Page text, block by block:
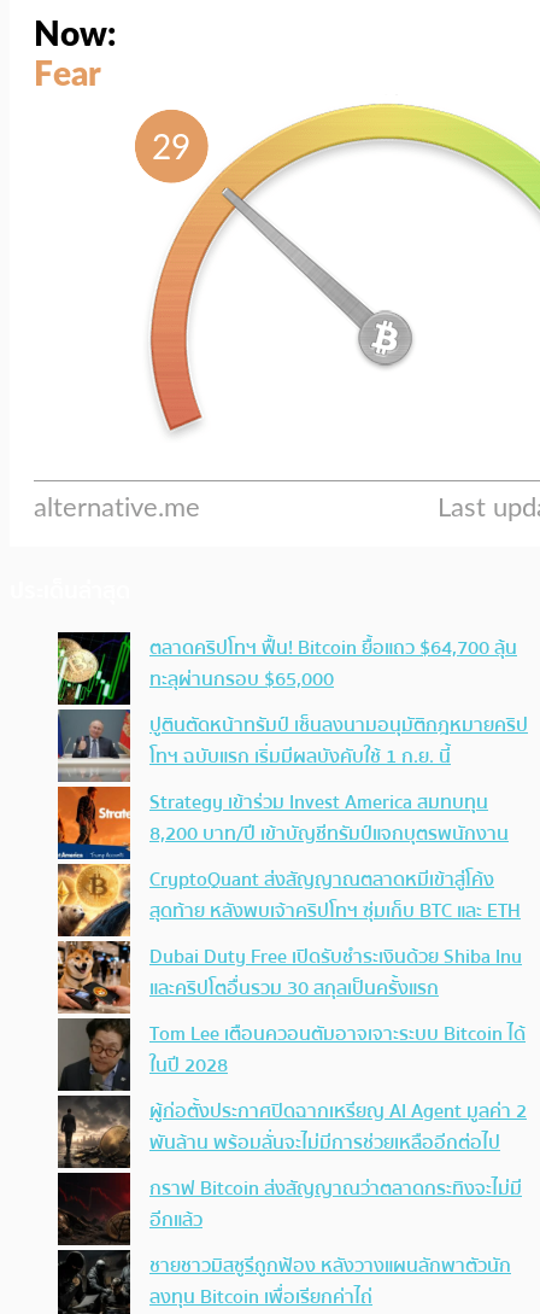
ตลาดคริปโทฯ ฟื้น! Bitcoin ยื้อแถว $64,700 ลุ้น
ทะลุผ่านกรอบ $65,000
ปูตินตัดหน้าทรัมป์ เซ็นลงนามอนุมัติกฎหมายคริป
โทฯ ฉบับแรก เริ่มมีผลบังคับใช้ 1 ก.ย. นี้
Strategy เข้าร่วม Invest America สมทบทุน
8,200 บาท/ปี เข้าบัญชีทรัมป์แจกบุตรพนักงาน
CryptoQuant ส่งสัญญาณตลาดหมีเข้าสู่โค้ง
สุดท้าย หลังพบเจ้าคริปโทฯ ซุ่มเก็บ BTC และ ETH
Dubai Duty Free เปิดรับชำระเงินด้วย Shiba Inu
และคริปโตอื่นรวม 30 สกุลเป็นครั้งแรก
Tom Lee เตือนควอนตัมอาจเจาะระบบ Bitcoin ได้
ในปี 2028
ผู้ก่อตั้งประกาศปิดฉากเหรียญ AI Agent มูลค่า 2
พันล้าน พร้อมลั่นจะไม่มีการช่วยเหลืออีกต่อไป
กราฟ Bitcoin ส่งสัญญาณว่าตลาดกระทิงจะไม่มี
อีกแล้ว
ชายชาวมิสซูรีถูกฟ้อง หลังวางแผนลักพาตัวนัก
ลงทุน Bitcoin เพื่อเรียกค่าไถ่